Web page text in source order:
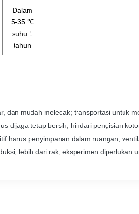
Dalam
5-35 ℃
suhu 1
tahun
dan mudah meledak; transportasi untuk
dijaga tetap bersih, hindari pengisian
harus penyimpanan dalam ruangan,
lebih dari rak, eksperimen diperlukan